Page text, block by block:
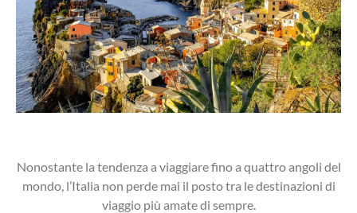
Nonostante la tendenza a viaggiare fino a quattro angoli del
mondo, l’Italia non perde mai il posto tra le destinazioni di
viaggio più amate di sempre.